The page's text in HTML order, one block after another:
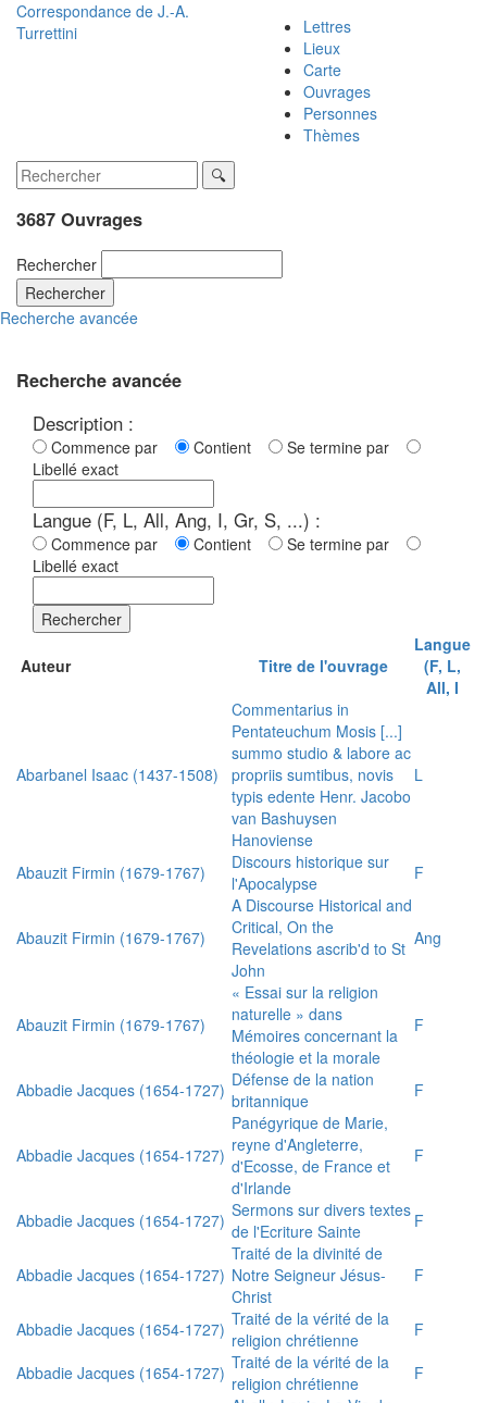
Correspondance de J.-A.
Turrettini
Lettres
Lieux
Carte
Ouvrages
Personnes
Thèmes
3687 Ouvrages
Rechercher
Rechercher
Recherche avancée
Recherche avancée
Description :
Commence par Contient
Se termine par
Libellé exact
Langue (F, L, All, Ang, I, Gr, S, ...) :
Commence par Contient
Se termine par
Libellé exact
Rechercher
Auteur Titre de l'ouvrage
Langue
(F, L,
All, I
Abarbanel Isaac (1437-1508)
Commentarius in
Pentateuchum Mosis [...]
summo studio & labore ac
propriis sumtibus, novis
typis edente Henr. Jacobo
van Bashuysen
Hanoviense
L
Abauzit Firmin (1679-1767)
Discours historique sur
l'Apocalypse
F
Abauzit Firmin (1679-1767)
A Discourse Historical and
Critical, On the
Revelations ascrib'd to St
John
Ang
Abauzit Firmin (1679-1767)
« Essai sur la religion
naturelle » dans
Mémoires concernant la
théologie et la morale
F
Abbadie Jacques (1654-1727) Défense de la nation
britannique
F
Abbadie Jacques (1654-1727)
Panégyrique de Marie,
reyne d'Angleterre,
d'Ecosse, de France et
d'Irlande
F
Abbadie Jacques (1654-1727) Sermons sur divers textes
de l'Ecriture Sainte
F
Abbadie Jacques (1654-1727)
Traité de la divinité de
Notre Seigneur Jésus-
Christ
F
Abbadie Jacques (1654-1727) Traité de la vérité de la
religion chrétienne
F
Abbadie Jacques (1654-1727) Traité de la vérité de la
religion chrétienne
F